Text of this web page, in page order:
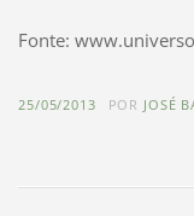
Fonte:
25/05/2013 POR JOSÉ